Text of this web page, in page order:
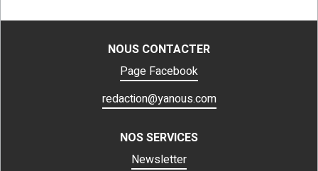
NOUS CONTACTER
Page Facebook
redaction@yanous.com
NOS SERVICES
Newsletter